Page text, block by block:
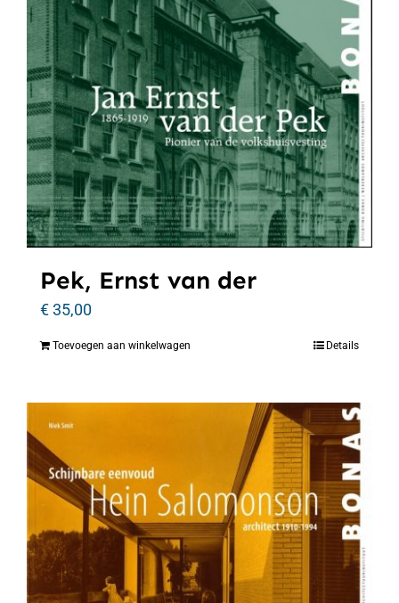
Pek, Ernst van der
€35,00
Toevoegen aan winkelwagen Details